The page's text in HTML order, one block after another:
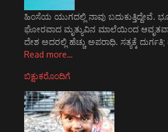
ಹಿಂಸೆಯ ಯುಗದಲ್ಲಿ ನಾವು ಬದುಕುತ್ತಿದ್ದೇವೆ.
ಘೋರವಾದ ಮೃತ್ಯುವಿನ ಮಾಲೆಯಿಂದ
ದೇಶ ಅದರಲ್ಲಿ ಹೆಚ್ಚು ಅಪರಾಧಿ. ಸತ್ಯಕ್ಕೆ
Read more…
ಬಿಕ್ಷುಕರೊಂದಿಗೆ